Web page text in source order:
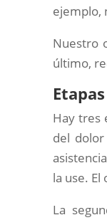
ejemplo,
Nuestro
último,
Hay tres
del
la use.
La